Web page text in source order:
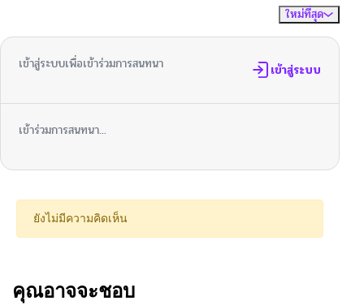
ใหม่ที่สุด
เข้าสู่ระบบเพื่อเข้าร่วมการสนทนา เข้าสู่ระบบ
เข้าร่วมการสนทนา...
ยังไม่มีความคิดเห็น
คุณอาจจะชอบ